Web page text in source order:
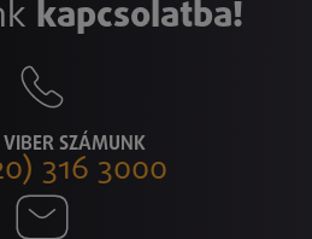
kapcsolatba!
VIBER SZÁMUNK
316 3000